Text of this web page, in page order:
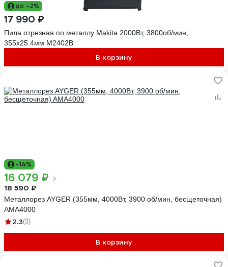
до -2%
17 990 ₽
Пила отрезная по металлу Makita 2000Вт, 3800об/мин,
355х25.4мм M2402B
В корзину
-14%
16 079 ₽
18 590 ₽
Металлорез AYGER (355мм, 4000Вт, 3900 об/мин, бесщеточная)
AMA4000
2.3(3)
В корзину